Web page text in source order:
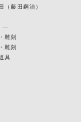
（藤田嗣治）
—
雕刻
雕刻
具